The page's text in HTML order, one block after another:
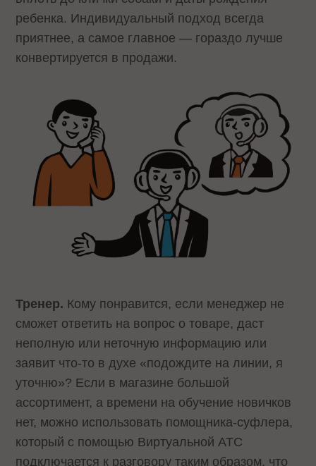
ребенка. Индивидуальный подход всегда
приятнее, а самое главное — гораздо лучше
конвертируется в продажи.
Тренер. Кому понравится, если менеджер не
сможет ответить на вопрос о товаре, даст
неполную или неточную информацию или
заявит что-то в духе «подождите на линии, я
уточню»? Если в магазине большой
ассортимент, а времени на обучение новичков
нет, можно использовать помощника-суфлера,
который с помощью Виртуальной АТС
подключается к разговору таким образом, что